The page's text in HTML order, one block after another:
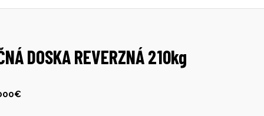
DOSKA REVERZNÁ 210kg